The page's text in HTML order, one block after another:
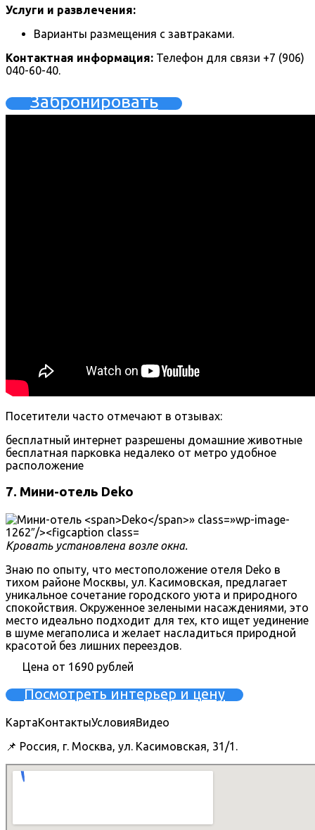
Услуги и развлечения:
Варианты размещения с завтраками.
Контактная информация: Телефон для связи +7 (906)
040-60-40.
Забронировать
Посетители часто отмечают в отзывах:
бесплатный интернет разрешены домашние животные
бесплатная парковка недалеко от метро удобное
расположение
7. Мини-отель Deko
Кровать установлена возле окна.
Знаю по опыту, что местоположение отеля Deko в
тихом районе Москвы, ул. Касимовская, предлагает
уникальное сочетание городского уюта и природного
спокойствия. Окруженное зелеными насаждениями, это
место идеально подходит для тех, кто ищет уединение
в шуме мегаполиса и желает насладиться природной
красотой без лишних переездов.
Цена от 1690 рублей
Посмотреть интерьер и цену
КартаКонтактыУсловияВидео
📌 Россия, г. Москва, ул. Касимовская, 31/1.